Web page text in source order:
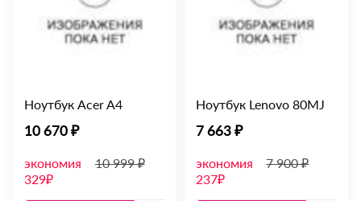
Ноутбук Acer A4
10 670 ₽
экономия
329₽
10 999 ₽
Ноутбук Lenovo 80MJ
7 663 ₽
экономия
237₽
7 900 ₽